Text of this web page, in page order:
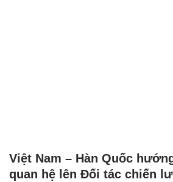
Việt Nam – Hàn Quốc
quan hệ lên Đối tác chiến